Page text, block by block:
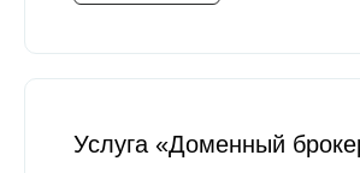
Услуга «Доменный